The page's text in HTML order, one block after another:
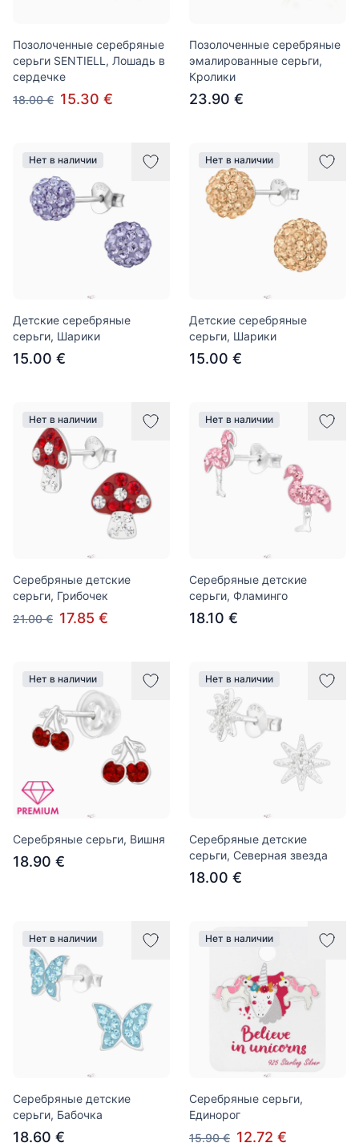
Позолоченные серебряные
серьги SENTIELL, Лошадь в
сердечке
18.00 € 15.30 €
Позолоченные серебряные
эмалированные серьги,
Кролики
23.90 €
Нет в наличии
Детские серебряные
серьги, Шарики
15.00 €
Нет в наличии
Детские серебряные
серьги, Шарики
15.00 €
Нет в наличии
Серебряные детские
серьги, Грибочек
21.00 € 17.85 €
Нет в наличии
Серебряные детские
серьги, Фламинго
18.10 €
Нет в наличии
Серебряные серьги, Вишня
18.90 €
Нет в наличии
Серебряные детские
серьги, Северная звезда
18.00 €
Нет в наличии
Серебряные детские
серьги, Бабочка
18.60 €
Нет в наличии
Серебряные серьги,
Единорог
15.90 € 12.72 €